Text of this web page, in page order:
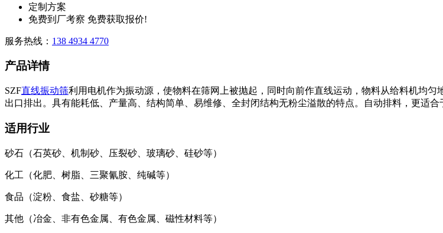
定制方案
免费到厂考察 免费获取报价!
服务热线： 138 4934 4770
产品详情
SZF直线振动筛利用电机作为振动源，使物料在筛网上被抛起，同时向前作直线运动，物料从给料机均匀
出口排出。具有能耗低、产量高、结构简单、易维修、全封闭结构无粉尘溢散的特点。自动排料，更适合
适用行业
砂石（石英砂、机制砂、压裂砂、玻璃砂、硅砂等）
化工（化肥、树脂、三聚氰胺、纯碱等）
食品（淀粉、食盐、砂糖等）
其他（冶金、非有色金属、有色金属、磁性材料等）